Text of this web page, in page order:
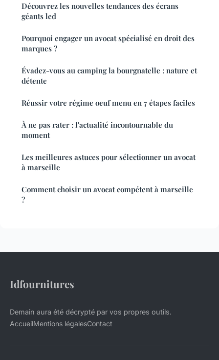
Découvrez les nouvelles tendances des écrans
géants led
Pourquoi engager un avocat spécialisé en droit des
marques ?
Évadez-vous au camping la bourgnatelle : nature et
détente
Réussir votre régime oeuf menu en 7 étapes faciles
À ne pas rater : l'actualité incontournable du
moment
Les meilleures astuces pour sélectionner un avocat
à marseille
Comment choisir un avocat compétent à marseille
?
Idfournitures
Demain aura été décrypté par vos propres outils.
AccueilMentions légalesContact